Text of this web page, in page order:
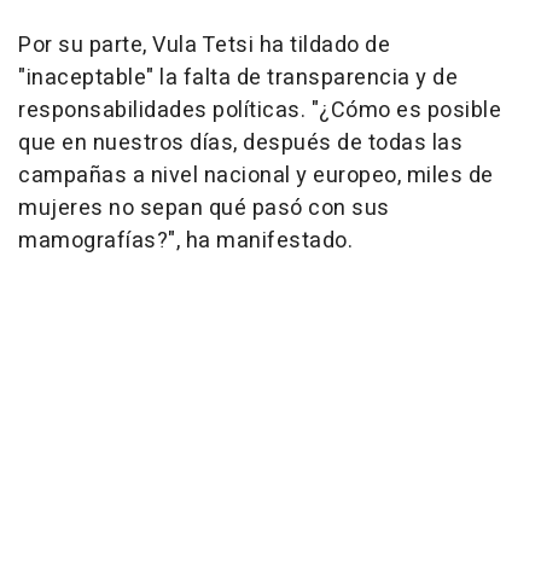
Por su parte, Vula Tetsi ha tildado de
"inaceptable" la falta de transparencia y de
responsabilidades políticas. "¿Cómo es posible
que en nuestros días, después de todas las
campañas a nivel nacional y europeo, miles de
mujeres no sepan qué pasó con sus
mamografías?", ha manifestado.